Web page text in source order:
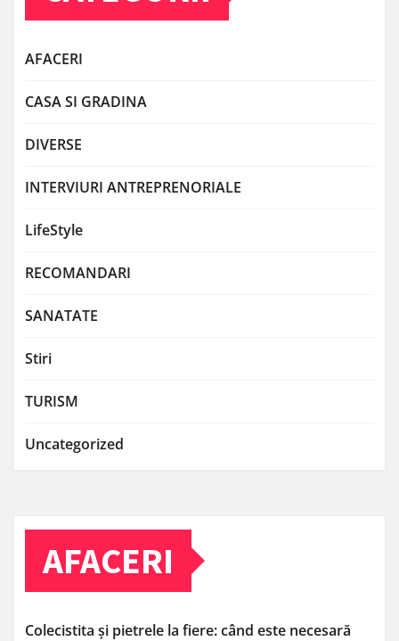
AFACERI
CASA SI GRADINA
DIVERSE
INTERVIURI ANTREPRENORIALE
LifeStyle
RECOMANDARI
SANATATE
Stiri
TURISM
Uncategorized
AFACERI
Colecistita și pietrele la fiere: când este necesară